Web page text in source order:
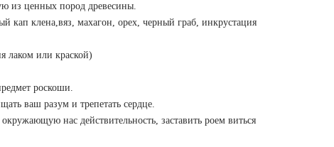
из ценных пород древесины.
кап клена,вяз, махагон, орех, черный граб, инкрустация
лаком или краской)
роскоши.
ваш разум и трепетать сердце.
нас действительность, заставить роем виться